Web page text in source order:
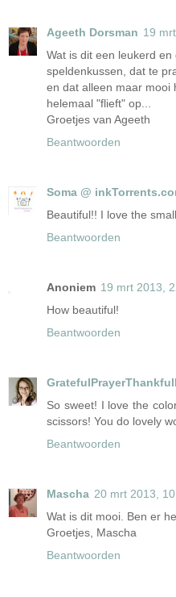
Ageeth Dorsman 19
Wat is dit een leukerd
speldenkussen, dat te
en dat alleen maar mooi
helemaal "flieft" op...
Groetjes van Ageeth
Beantwoorden
Soma @
Beautiful!! I love the
Beantwoorden
Anoniem 19 mrt 2013,
How beautiful!
Beantwoorden
So sweet! I love the
scissors! You do lovely
Beantwoorden
Mascha 20 mrt 2013,
Wat is dit mooi. Ben er
Groetjes, Mascha
Beantwoorden